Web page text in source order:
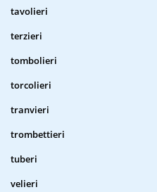
tavolieri
terzieri
tombolieri
torcolieri
tranvieri
trombettieri
tuberi
velieri